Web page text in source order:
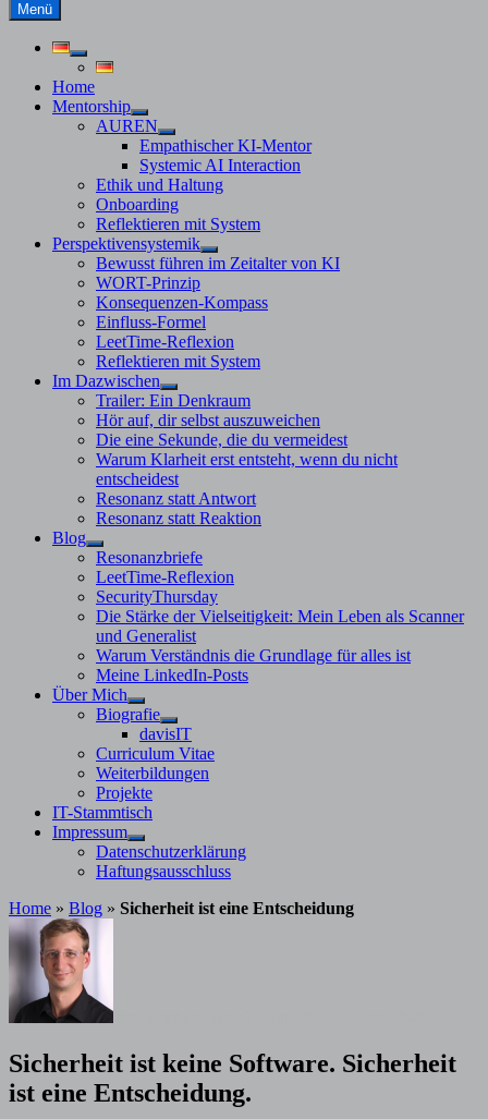
Menü
Untermenü
anzeigen
Home
Mentorship
Untermenü
anzeigen
AUREN
Untermenü
anzeigen
Empathischer KI-Mentor
Systemic AI Interaction
Ethik und Haltung
Onboarding
Reflektieren mit System
Perspektivensystemik
Untermenü
anzeigen
Bewusst führen im Zeitalter von KI
WORT-Prinzip
Konsequenzen-Kompass
Einfluss-Formel
LeetTime-Reflexion
Reflektieren mit System
Im Dazwischen
Untermenü
anzeigen
Trailer: Ein Denkraum
Hör auf, dir selbst auszuweichen
Die eine Sekunde, die du vermeidest
Warum Klarheit erst entsteht, wenn du nicht
entscheidest
Resonanz statt Antwort
Resonanz statt Reaktion
Blog
Untermenü
anzeigen
Resonanzbriefe
LeetTime-Reflexion
SecurityThursday
Die Stärke der Vielseitigkeit: Mein Leben als Scanner
und Generalist
Warum Verständnis die Grundlage für alles ist
Meine LinkedIn-Posts
Über Mich
Untermenü
anzeigen
Biografie
Untermenü
anzeigen
davisIT
Curriculum Vitae
Weiterbildungen
Projekte
IT-Stammtisch
Impressum
Untermenü
anzeigen
Datenschutzerklärung
Haftungsausschluss
Home » Blog » Sicherheit ist eine Entscheidung
Sicherheit ist keine Software. Sicherheit
ist eine Entscheidung.